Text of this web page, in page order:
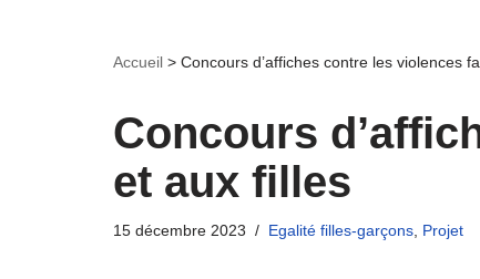
Accueil > Concours d’affiches contre les violences
Concours
et aux filles
15 décembre 2023 Egalité filles-garçons Projet